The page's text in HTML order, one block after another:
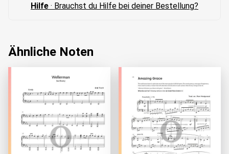
Hilfe · Brauchst du Hilfe bei deiner Bestellung?
Ähnliche Noten